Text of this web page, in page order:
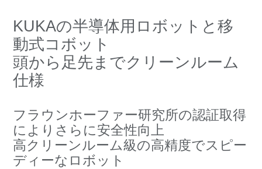
KUKAの半導体用ロボットと移
動式コボット
頭から足先までクリーンルーム
仕様
フラウンホーファー研究所の認証取得
によりさらに安全性向上
高クリーンルーム級の高精度でスピー
ディーなロボット